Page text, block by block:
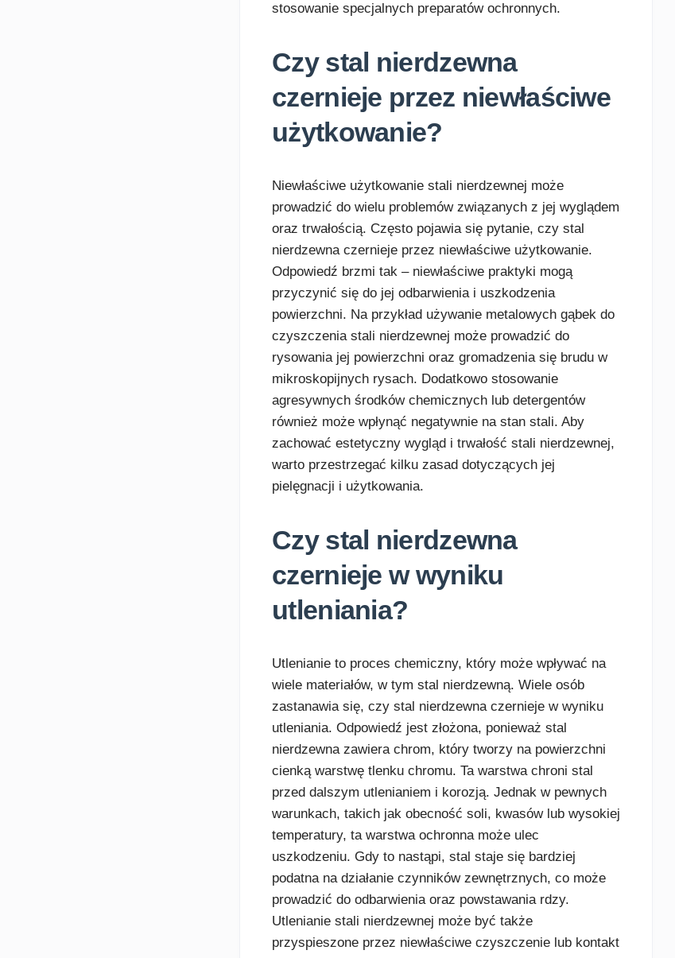
stosowanie specjalnych preparatów ochronnych.
Czy stal nierdzewna
czernieje przez niewłaściwe
użytkowanie?
Niewłaściwe użytkowanie stali nierdzewnej może
prowadzić do wielu problemów związanych z jej wyglądem
oraz trwałością. Często pojawia się pytanie, czy stal
nierdzewna czernieje przez niewłaściwe użytkowanie.
Odpowiedź brzmi tak – niewłaściwe praktyki mogą
przyczynić się do jej odbarwienia i uszkodzenia
powierzchni. Na przykład używanie metalowych gąbek do
czyszczenia stali nierdzewnej może prowadzić do
rysowania jej powierzchni oraz gromadzenia się brudu w
mikroskopijnych rysach. Dodatkowo stosowanie
agresywnych środków chemicznych lub detergentów
również może wpłynąć negatywnie na stan stali. Aby
zachować estetyczny wygląd i trwałość stali nierdzewnej,
warto przestrzegać kilku zasad dotyczących jej
pielęgnacji i użytkowania.
Czy stal nierdzewna
czernieje w wyniku
utleniania?
Utlenianie to proces chemiczny, który może wpływać na
wiele materiałów, w tym stal nierdzewną. Wiele osób
zastanawia się, czy stal nierdzewna czernieje w wyniku
utleniania. Odpowiedź jest złożona, ponieważ stal
nierdzewna zawiera chrom, który tworzy na powierzchni
cienką warstwę tlenku chromu. Ta warstwa chroni stal
przed dalszym utlenianiem i korozją. Jednak w pewnych
warunkach, takich jak obecność soli, kwasów lub wysokiej
temperatury, ta warstwa ochronna może ulec
uszkodzeniu. Gdy to nastąpi, stal staje się bardziej
podatna na działanie czynników zewnętrznych, co może
prowadzić do odbarwienia oraz powstawania rdzy.
Utlenianie stali nierdzewnej może być także
przyspieszone przez niewłaściwe czyszczenie lub kontakt